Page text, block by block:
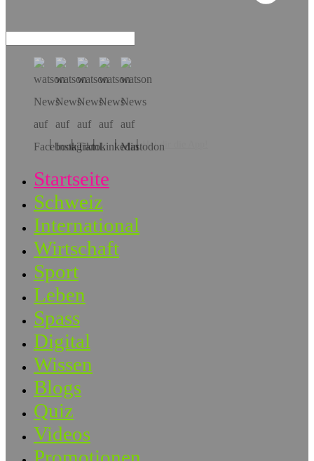
Hol dir die App!
Startseite
Schweiz
International
Wirtschaft
Sport
Leben
Spass
Digital
Wissen
Blogs
Quiz
Videos